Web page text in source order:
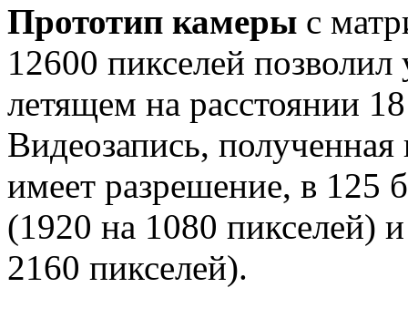
Прототип камеры с
12600 пикселей
летящем на расстоянии
Видеозапись,
имеет разрешение, в 125
(1920 на 1080 пикселей)
2160 пикселей).